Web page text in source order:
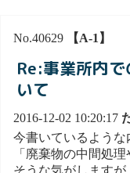
No.40629 【A-1】
Re:事業所内
いて
2016-12-02 10:20:17
今書いているような
「廃棄物の中間処
そうな気がしますが